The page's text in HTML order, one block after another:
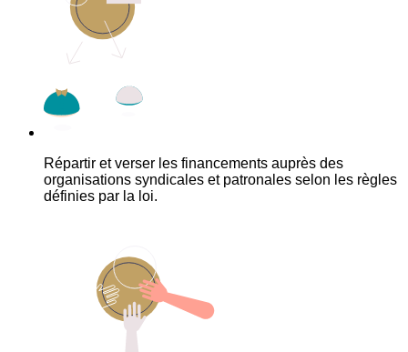
Répartir et verser les financements auprès des
organisations syndicales et patronales selon les règles
définies par la loi.